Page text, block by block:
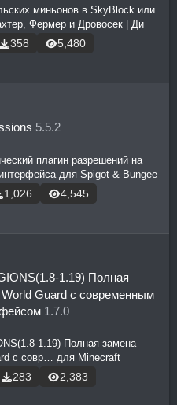
миньонов в SkyBlock или
Фермер и Дровосек | Ди
358 5,480
5.5.2
плагин разрешений на
для Spigot & Bungee
1,026 4,545
1.19) Полная
Guard с современным
1.7.0
1.19) Полная замена
с совр… для Minecraft
283 2,383